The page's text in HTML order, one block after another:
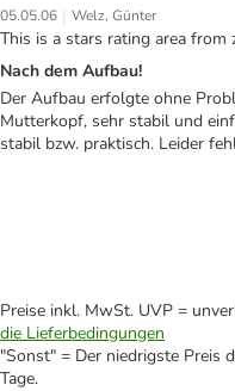
05.05.06 | Welz, Günter
This is a stars rating area from
Nach dem Aufbau!
Der Aufbau erfolgte ohne
Mutterkopf, sehr stabil und
stabil bzw. praktisch. Leider
Preise inkl. MwSt. UVP =
die Lieferbedingungen
"Sonst" = Der niedrigste Preis
Tage.